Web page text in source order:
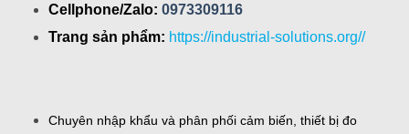
Cellphone/Zalo: 0973309116
Trang sản phẩm: https://industrial-solutions.org//
Chuyên nhập khẩu và phân phối cảm biến, thiết bị đo